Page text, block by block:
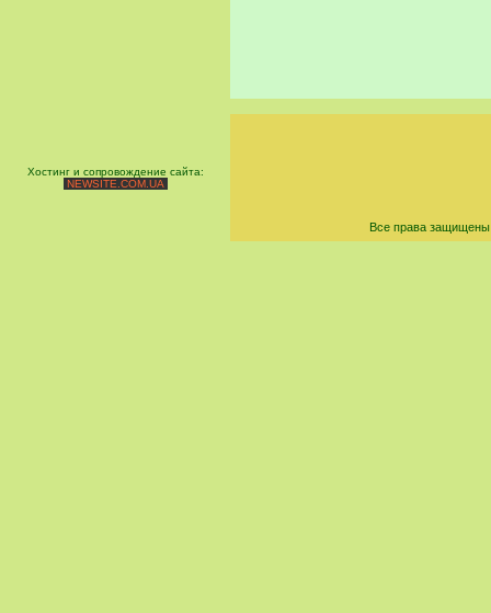
Хостинг и сопровождение сайта:
NEWSITE.COM.UA
Все права